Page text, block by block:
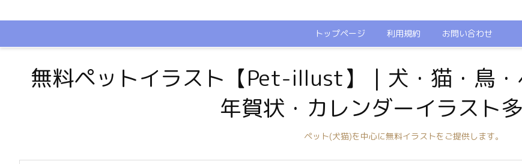
トップページ 利用規約 お問い合わせ
無料ペットイラスト【Pet-illust】｜犬・猫・鳥・
年賀状・カレンダーイラスト
ペット(犬猫)を中心に無料イラストをご提供します。